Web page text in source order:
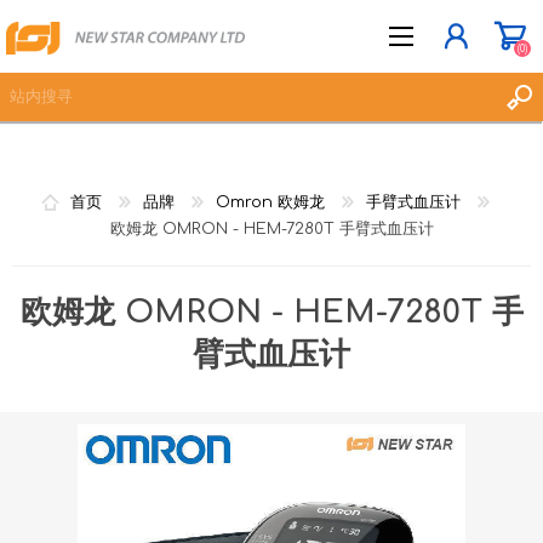
立即登记
(0)
首页 品牌 Omron 欧姆龙
手臂式血压计
欧姆龙 OMRON - HEM-7280T 手臂式血压计
欧姆龙 OMRON - HEM-7280T 手
臂式血压计